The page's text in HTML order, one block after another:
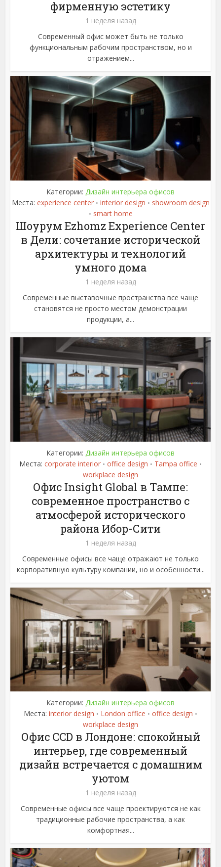
фирменную эстетику
1 неделя назад
Современный офис может быть не только
функциональным рабочим пространством, но и
отражением...
Категории: Дизайн интерьера офисов
Места: experience center • interior design • showroom design
• smart home
Шоурум Ezhomz Experience Center
в Дели: сочетание исторической
архитектуры и технологий
умного дома
1 неделя назад
Современные выставочные пространства все чаще
становятся не просто местом демонстрации
продукции, а...
Категории: Дизайн интерьера офисов
Места: corporate interior • office design • Tampa office •
workplace design
Офис Insight Global в Тампе:
современное пространство с
атмосферой исторического
района Ибор-Сити
1 неделя назад
Современные офисы все чаще отражают не только
корпоративную культуру компании, но и особенности...
Категории: Дизайн интерьера офисов
Места: interior design • London office • office design •
workplace design
Офис CCD в Лондоне: спокойный
интерьер, где современный
дизайн встречается с домашним
уютом
1 неделя назад
Современные офисы все чаще проектируются не как
традиционные рабочие пространства, а как
комфортная...